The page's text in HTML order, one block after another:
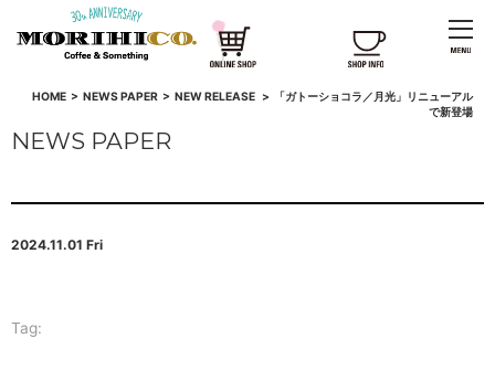
HOME> NEWS PAPER> NEW RELEASE >
「ガトーショコラ／月光」リニューアル
で新登場
NEWS PAPER
2024.11.01 Fri
Tag: